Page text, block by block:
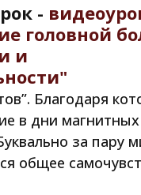
Благодаря
в дни
за пару
общее
-
головной
и